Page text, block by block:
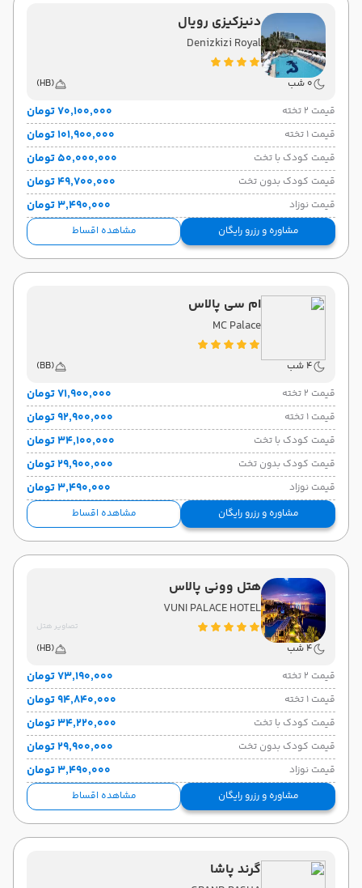
دنیزکیزی رویال
Denizkizi Royal
0 شب
(HB)
قیمت 2 تخته
۷۰٬۱۰۰٬۰۰۰ تومان
قیمت 1 تخته ۱۰۱٬۹۰۰٬۰۰۰ تومان
قیمت کودک با تخت ۵۰٬۰۰۰٬۰۰۰ تومان
قیمت کودک بدون تخت ۴۹٬۷۰۰٬۰۰۰ تومان
قیمت نوزاد ۳٬۴۹۰٬۰۰۰ تومان
مشاوره و رزرو رایگان مشاهده اقساط
ام سی پالاس
MC Palace
4 شب
(BB)
قیمت 2 تخته
۷۱٬۹۰۰٬۰۰۰ تومان
قیمت 1 تخته ۹۲٬۹۰۰٬۰۰۰ تومان
قیمت کودک با تخت ۳۴٬۱۰۰٬۰۰۰ تومان
قیمت کودک بدون تخت ۲۹٬۹۰۰٬۰۰۰ تومان
قیمت نوزاد ۳٬۴۹۰٬۰۰۰ تومان
مشاوره و رزرو رایگان مشاهده اقساط
هتل وونی پالاس
VUNI PALACE HOTEL
تصاویر هتل
4 شب
(HB)
قیمت 2 تخته
۷۳٬۱۹۰٬۰۰۰ تومان
قیمت 1 تخته ۹۴٬۸۴۰٬۰۰۰ تومان
قیمت کودک با تخت ۳۴٬۲۲۰٬۰۰۰ تومان
قیمت کودک بدون تخت ۲۹٬۹۰۰٬۰۰۰ تومان
قیمت نوزاد ۳٬۴۹۰٬۰۰۰ تومان
مشاوره و رزرو رایگان مشاهده اقساط
گرند پاشا